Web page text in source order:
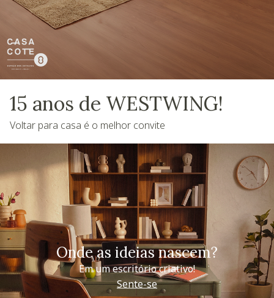
15 anos de WESTWING!
Voltar para casa é o melhor convite
Onde as ideias nascem?
Em um escritório criativo!
Sente-se